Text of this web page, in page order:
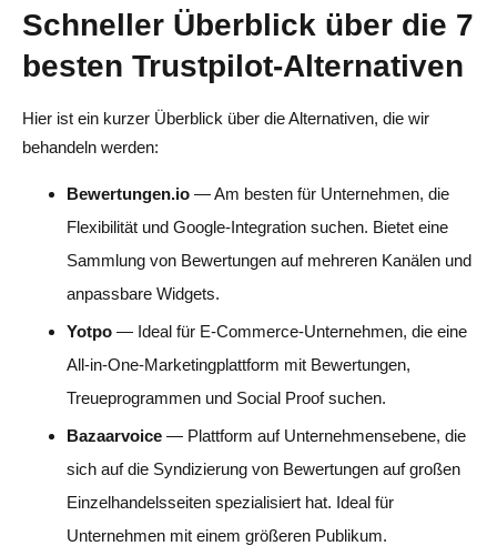
Schneller Überblick über die 7
besten Trustpilot-Alternativen
Hier ist ein kurzer Überblick über die Alternativen, die wir
behandeln werden:
Bewertungen.io — Am besten für Unternehmen, die
Flexibilität und Google-Integration suchen. Bietet eine
Sammlung von Bewertungen auf mehreren Kanälen und
anpassbare Widgets.
Yotpo — Ideal für E-Commerce-Unternehmen, die eine
All-in-One-Marketingplattform mit Bewertungen,
Treueprogrammen und Social Proof suchen.
Bazaarvoice — Plattform auf Unternehmensebene, die
sich auf die Syndizierung von Bewertungen auf großen
Einzelhandelsseiten spezialisiert hat. Ideal für
Unternehmen mit einem größeren Publikum.